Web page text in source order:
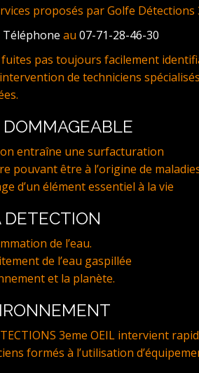
proposés par Golfe Détections
Téléphone au 07-71-28-46-30
pas toujours facilement
de techniciens
DOMMAGEABLE
entraîne une surfacturation
pouvant être à l’origine de
d’un élément essentiel à la vie
DETECTION
de l’eau.
de l’eau gaspillée
et la planète.
3eme OEIL intervient
formés à l’utilisation